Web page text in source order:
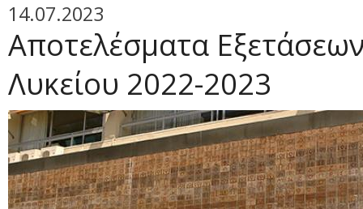
14.07.2023
Αποτελέσματα
Λυκείου 2022-2023